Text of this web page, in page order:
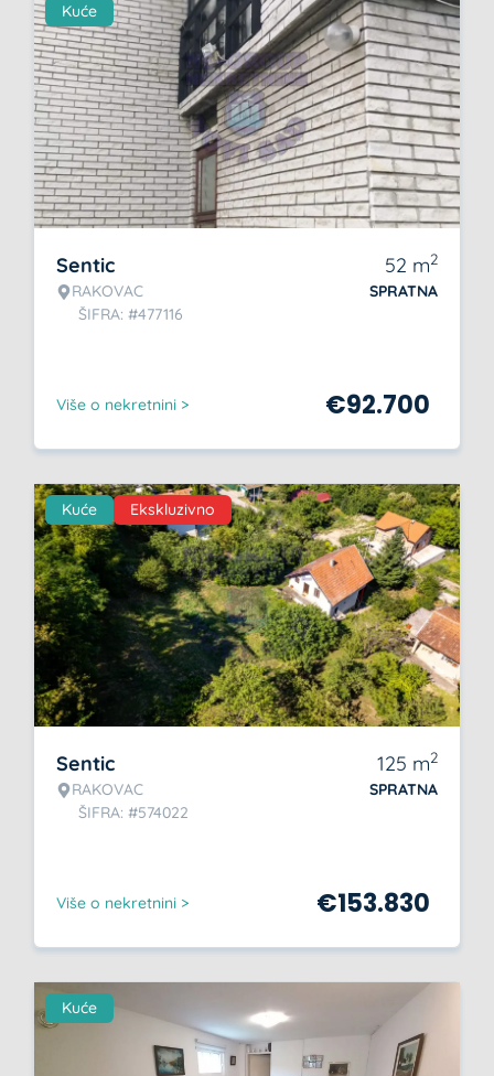
Kuće
Sentic
RAKOVAC
ŠIFRA: #477116
52 m2
SPRATNA
Više o nekretnini > €92.700
Kuće Ekskluzivno
Sentic
RAKOVAC
ŠIFRA: #574022
125 m2
SPRATNA
Više o nekretnini > €153.830
Kuće